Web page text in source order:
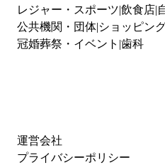
レジャー・スポーツ 飲食店
公共機関・団体 ショッピン
冠婚葬祭・イベント 歯科
運営会社
プライバシーポリシー